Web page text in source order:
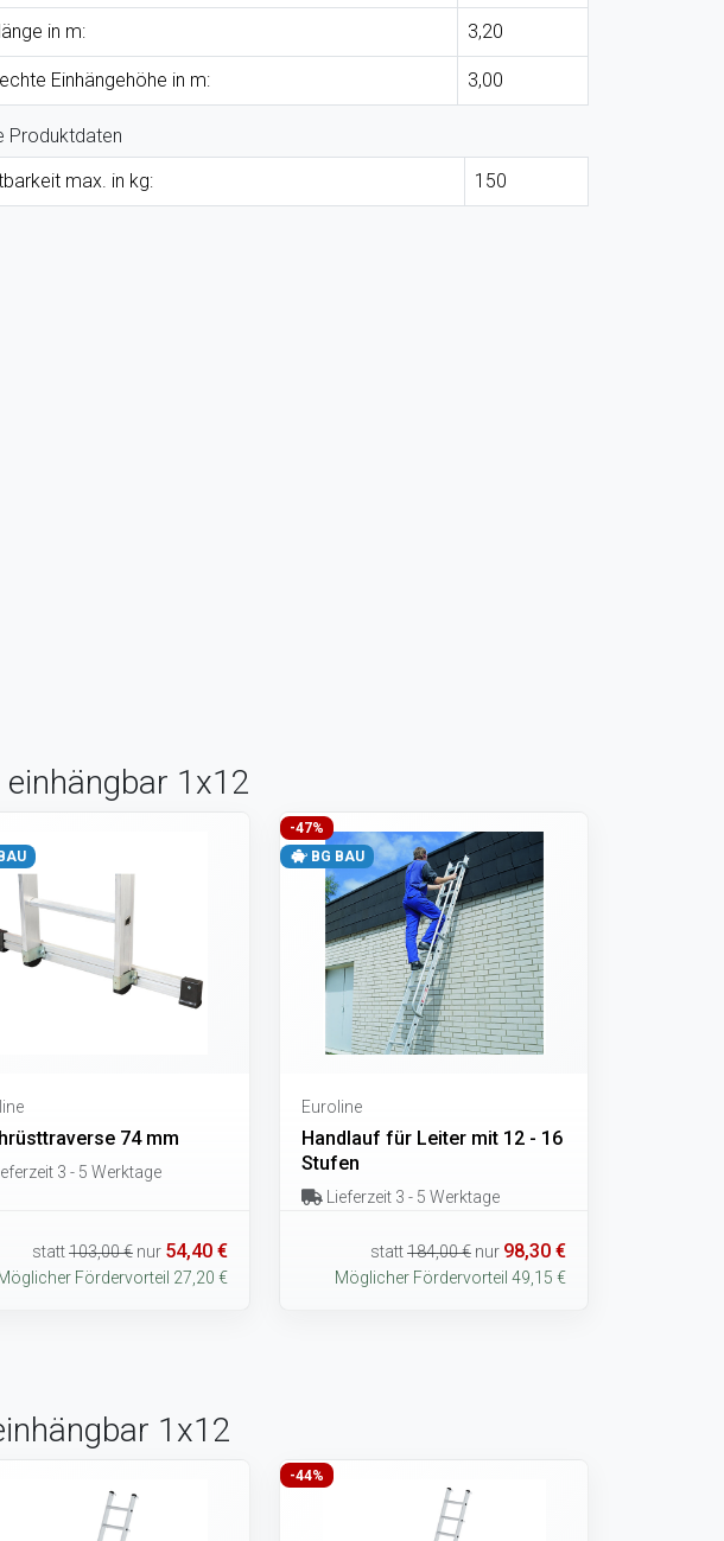
in m: 3,20
Einhängehöhe in m: 3,00
Produktdaten
max. in kg:
150
1x12
74 mm
3 - 5 Werktage
statt103,00 € nur 54,40 €
Fördervorteil 27,20 €
-47%
BG BAU
Euroline
Handlauf für Leiter mit 12 - 16
Stufen
Lieferzeit 3 - 5 Werktage
statt184,00 € nur 98,30 €
Möglicher Fördervorteil 49,15 €
1x12
-44%